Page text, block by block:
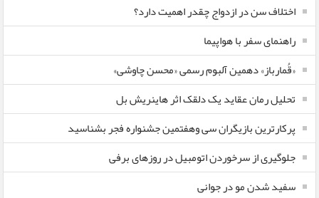
اختلاف سن در ازدواج چقدر اهمیت دارد؟
راهنمای سفر با هواپیما
«قُمارباز» دهمین آلبوم رسمی «محسن چاوشی»
تحلیل رمان عقاید یک دلقک اثر هاینریش بل
پرکارترین بازیگران سی وهفتمین جشنواره فجر بشناسید
جلوگیری از سرخوردن اتومبیل در روزهای برفی
سفید شدن مو در جوانی